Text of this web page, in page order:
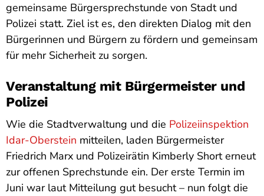
gemeinsame Bürgersprechstunde von Stadt und
Polizei statt. Ziel ist es, den direkten Dialog mit den
Bürgerinnen und Bürgern zu fördern und gemeinsam
für mehr Sicherheit zu sorgen.
Veranstaltung mit Bürgermeister und
Polizei
Wie die Stadtverwaltung und die Polizeiinspektion
Idar-Oberstein mitteilen, laden Bürgermeister
Friedrich Marx und Polizeirätin Kimberly Short erneut
zur offenen Sprechstunde ein. Der erste Termin im
Juni war laut Mitteilung gut besucht – nun folgt die